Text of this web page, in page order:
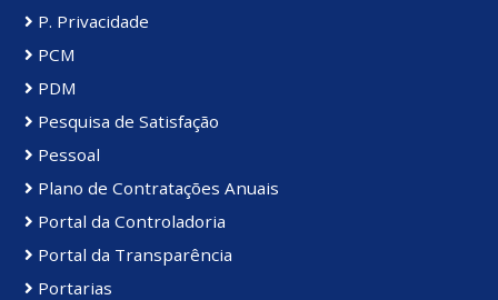
P. Privacidade
PCM
PDM
Pesquisa de Satisfação
Pessoal
Plano de Contratações Anuais
Portal da Controladoria
Portal da Transparência
Portarias